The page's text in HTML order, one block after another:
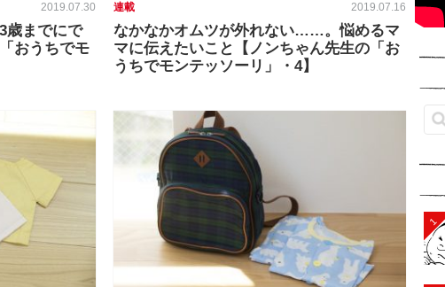
2019.07.30
までにで
おうちでモ
連載 2019.07.16
なかなかオムツが外れない……。悩めるマ
マに伝えたいこと【ノンちゃん先生の「お
うちでモンテッソーリ」・4】
1